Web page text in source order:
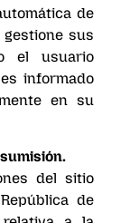
de
sus
el usuario
informado
en su
del sitio
de